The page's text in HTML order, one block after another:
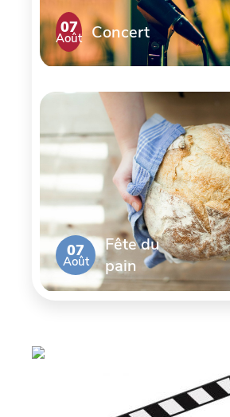
07
Août Concert
07
Août
Fête du
pain